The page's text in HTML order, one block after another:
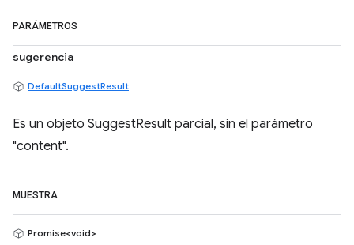
PARÁMETROS
sugerencia
DefaultSuggestResult
Es un objeto SuggestResult parcial, sin el parámetro
"content".
MUESTRA
Promise<void>